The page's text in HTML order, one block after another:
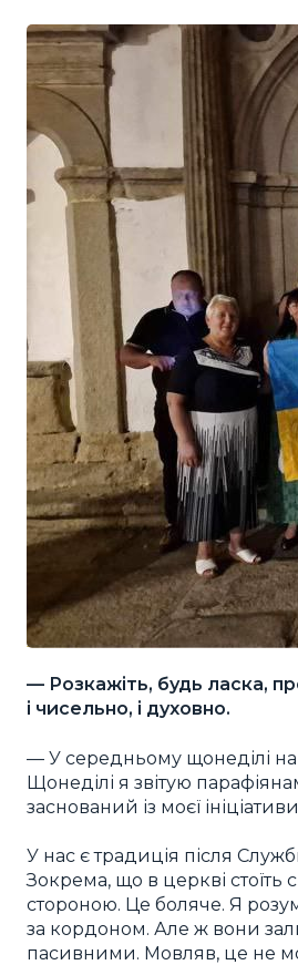
— Розкажіть, будь ласка,
і чисельно, і духовно.
— У середньому щонеділі на
Щонеділі я звітую
заснований із моєї
У нас є традиція після
Зокрема, що в церкві стоїть
стороною. Це боляче. Я
за кордоном. Але ж вони
пасивними. Мовляв, це не